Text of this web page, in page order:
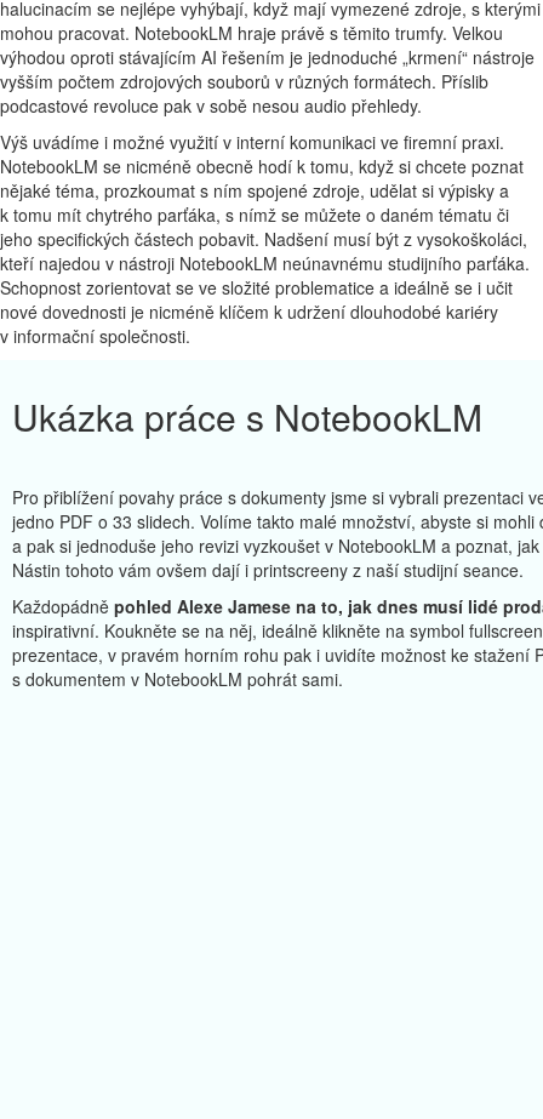
halucinacím se nejlépe vyhýbají, když mají vymezené zdroje, s kterými
mohou pracovat. NotebookLM hraje právě s těmito trumfy. Velkou
výhodou oproti stávajícím AI řešením je jednoduché „krmení“ nástroje
vyšším počtem zdrojových souborů v různých formátech. Příslib
podcastové revoluce pak v sobě nesou audio přehledy.
Výš uvádíme i možné využití v interní komunikaci ve firemní praxi.
NotebookLM se nicméně obecně hodí k tomu, když si chcete poznat
nějaké téma, prozkoumat s ním spojené zdroje, udělat si výpisky a
k tomu mít chytrého parťáka, s nímž se můžete o daném tématu či
jeho specifických částech pobavit. Nadšení musí být z vysokoškoláci,
kteří najedou v nástroji NotebookLM neúnavnému studijního parťáka.
Schopnost zorientovat se ve složité problematice a ideálně se i učit
nové dovednosti je nicméně klíčem k udržení dlouhodobé kariéry
v informační společnosti.
Ukázka práce s NotebookLM
Pro přiblížení povahy práce s dokumenty jsme si vybrali prezentaci
jedno PDF o 33 slidech. Volíme takto malé množství, abyste si
a pak si jednoduše jeho revizi vyzkoušet v NotebookLM a poznat,
Nástin tohoto vám ovšem dají i printscreeny z naší studijní seance.
Každopádně pohled Alexe Jamese na to, jak dnes musí lidé
inspirativní. Koukněte se na něj, ideálně klikněte na symbol
prezentace, v pravém horním rohu pak i uvidíte možnost ke stažení
s dokumentem v NotebookLM pohrát sami.